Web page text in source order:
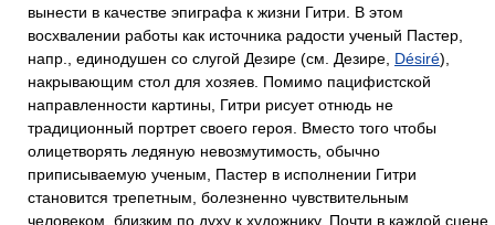
вынести в качестве эпиграфа к жизни Гитри. В этом
восхвалении работы как источника радости ученый Пастер,
напр., единодушен со слугой Дезире (см. Дезире, Désiré),
накрывающим стол для хозяев. Помимо пацифистской
направленности картины, Гитри рисует отнюдь не
традиционный портрет своего героя. Вместо того чтобы
олицетворять ледяную невозмутимость, обычно
приписываемую ученым, Пастер в исполнении Гитри
становится трепетным, болезненно чувствительным
человеком, близким по духу к художнику. Почти в каждой сцене